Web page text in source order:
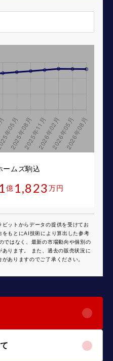
ームズ駒込
1億 1,823万円
ットからデータの提供を受けてお
をもとにAI技術により算出した参考
ではなく、最新の市場動向や個別の
ります。 また、過去の販売状況に
ありますのでご了承ください。